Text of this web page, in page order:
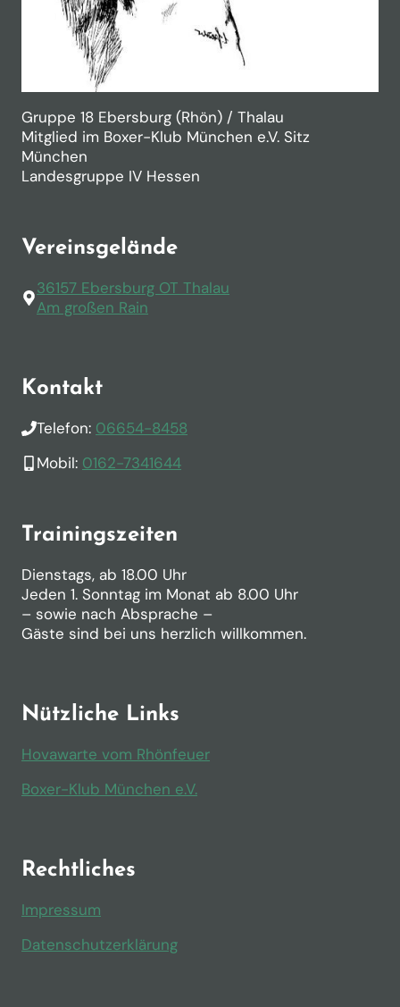
Gruppe 18 Ebersburg (Rhön) / Thalau
Mitglied im Boxer-Klub München e.V. Sitz
München
Landesgruppe IV Hessen
Vereinsgelände
36157 Ebersburg OT Thalau
Am großen Rain
Kontakt
Telefon: 06654-8458
Mobil: 0162-7341644
Trainingszeiten
Dienstags, ab 18.00 Uhr
Jeden 1. Sonntag im Monat ab 8.00 Uhr
– sowie nach Absprache –
Gäste sind bei uns herzlich willkommen.
Nützliche Links
Hovawarte vom Rhönfeuer
Boxer-Klub München e.V.
Rechtliches
Impressum
Datenschutzerklärung